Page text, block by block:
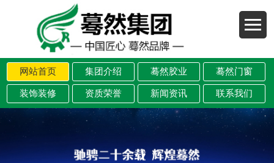
网站首页 集团介绍 蓦然胶业 蓦然门窗
装饰装修 资质荣誉 新闻资讯 联系我们